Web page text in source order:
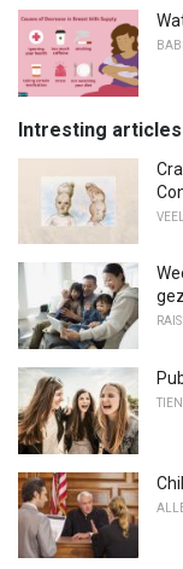
Intresting articles